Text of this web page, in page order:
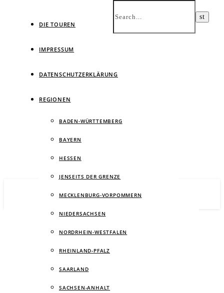
DIE TOUREN
IMPRESSUM
DATENSCHUTZERKLÄRUNG
REGIONEN
BADEN-WÜRTTEMBERG
BAYERN
HESSEN
JENSEITS DER GRENZE
MECKLENBURG-VORPOMMERN
NIEDERSACHSEN
NORDRHEIN-WESTFALEN
RHEINLAND-PFALZ
SAARLAND
SACHSEN-ANHALT